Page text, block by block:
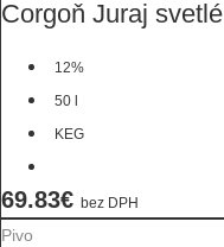
Corgoň Juraj svetlé
12%
50 l
KEG
69.83€ bez DPH
Pivo